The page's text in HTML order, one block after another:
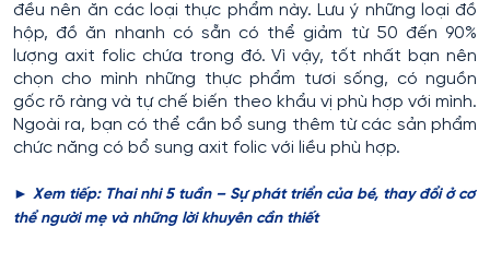
đều nên ăn các loại thực phẩm này. Lưu ý những loại đồ
hộp, đồ ăn nhanh có sẵn có thể giảm từ 50 đến 90%
lượng axit folic chứa trong đó. Vì vậy, tốt nhất bạn nên
chọn cho mình những thực phẩm tươi sống, có nguồn
gốc rõ ràng và tự chế biến theo khẩu vị phù hợp với mình.
Ngoài ra, bạn có thể cần bổ sung thêm từ các sản phẩm
chức năng có bổ sung axit folic với liều phù hợp.
► Xem tiếp: ​Thai nhi 5 tuần – Sự phát triển của bé, thay đổi ở cơ
thể người mẹ và những lời khuyên cần thiết